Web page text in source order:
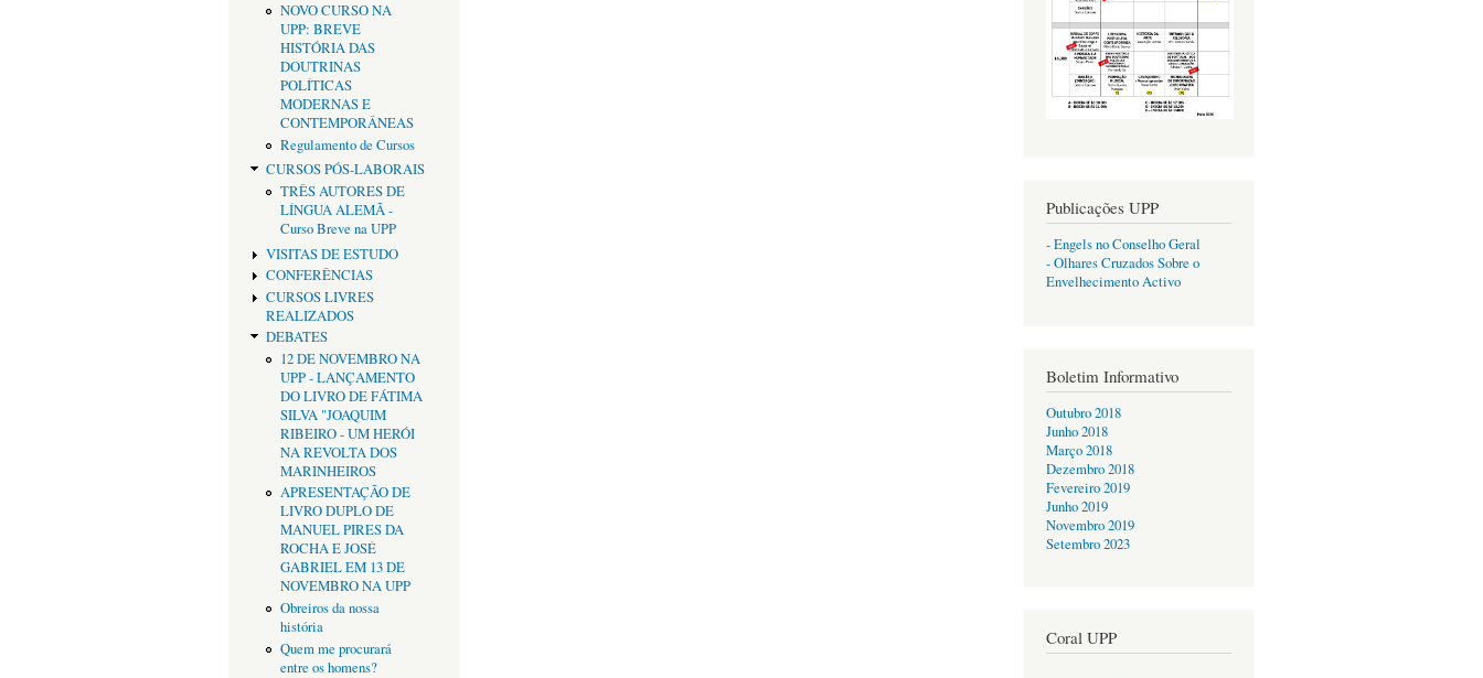
NOVO CURSO NA
UPP: BREVE
HISTÓRIA DAS
DOUTRINAS
POLÍTICAS
MODERNAS E
CONTEMPORÂNEAS
Regulamento de Cursos
CURSOS PÓS-LABORAIS
TRÊS AUTORES DE
LÍNGUA ALEMÃ -
Curso Breve na UPP
VISITAS DE ESTUDO
CONFERÊNCIAS
CURSOS LIVRES
REALIZADOS
DEBATES
12 DE NOVEMBRO NA
UPP - LANÇAMENTO
DO LIVRO DE FÁTIMA
SILVA "JOAQUIM
RIBEIRO - UM HERÓI
NA REVOLTA DOS
MARINHEIROS
APRESENTAÇÃO DE
LIVRO DUPLO DE
MANUEL PIRES DA
ROCHA E JOSÉ
GABRIEL EM 13 DE
NOVEMBRO NA UPP
Obreiros da nossa
história
Quem me procurará
entre os homens?
Publicações UPP
- Engels no Conselho Geral
- Olhares Cruzados Sobre o
Envelhecimento Activo
Boletim Informativo
Outubro 2018
Junho 2018
Março 2018
Dezembro 2018
Fevereiro 2019
Junho 2019
Novembro 2019
Setembro 2023
Coral UPP